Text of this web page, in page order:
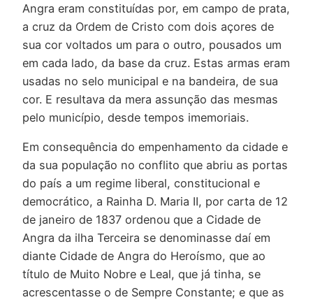
Angra eram constituídas por, em campo de prata,
a cruz da Ordem de Cristo com dois açores de
sua cor voltados um para o outro, pousados um
em cada lado, da base da cruz. Estas armas eram
usadas no selo municipal e na bandeira, de sua
cor. E resultava da mera assunção das mesmas
pelo município, desde tempos imemoriais.
Em consequência do empenhamento da cidade e
da sua população no conflito que abriu as portas
do país a um regime liberal, constitucional e
democrático, a Rainha D. Maria II, por carta de 12
de janeiro de 1837 ordenou que a Cidade de
Angra da ilha Terceira se denominasse daí em
diante Cidade de Angra do Heroísmo, que ao
título de Muito Nobre e Leal, que já tinha, se
acrescentasse o de Sempre Constante; e que as